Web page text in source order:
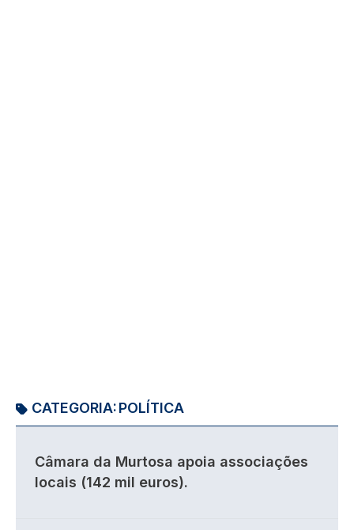
CATEGORIA:POLÍTICA
Câmara da Murtosa apoia associações
locais (142 mil euros).